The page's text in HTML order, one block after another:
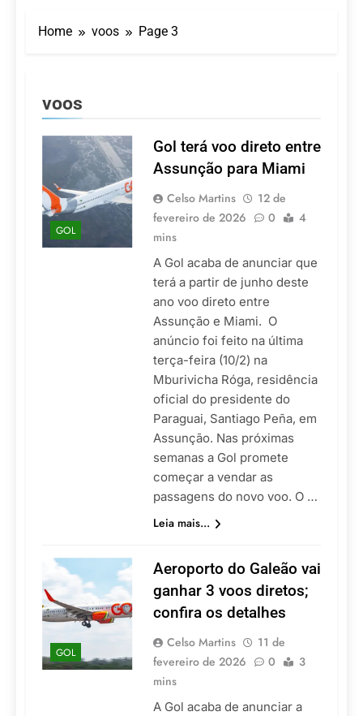
nos aeroportos da
7 De Agosto De 2026
Balanger assume
comando do Wyndham
São Paulo Ibirapuera
5 De Agosto De 2026
LATAM anuncia 42
rotas na primeira fase
de operação do
Embraer 195-E2
5 De Agosto De 2026
Azul retoma voos
diretos entre Porto
em dezembro
Home voos Page 3
voos
GOL
Gol terá voo direto entre
Assunção para Miami
Celso Martins
12 de
fevereiro de 2026
0
4
mins
A Gol acaba de anunciar que
terá a partir de junho deste
ano voo direto entre
Assunção e Miami. O
anúncio foi feito na última
terça-feira (10/2) na
Mburivicha Róga, residência
oficial do presidente do
Paraguai, Santiago Peña, em
Assunção. Nas próximas
semanas a Gol promete
começar a vendar as
passagens do novo voo. O …
Leia mais...
GOL
Aeroporto do Galeão vai
ganhar 3 voos diretos;
confira os detalhes
Celso Martins
11 de
fevereiro de 2026
0
3
mins
A Gol acaba de anunciar a